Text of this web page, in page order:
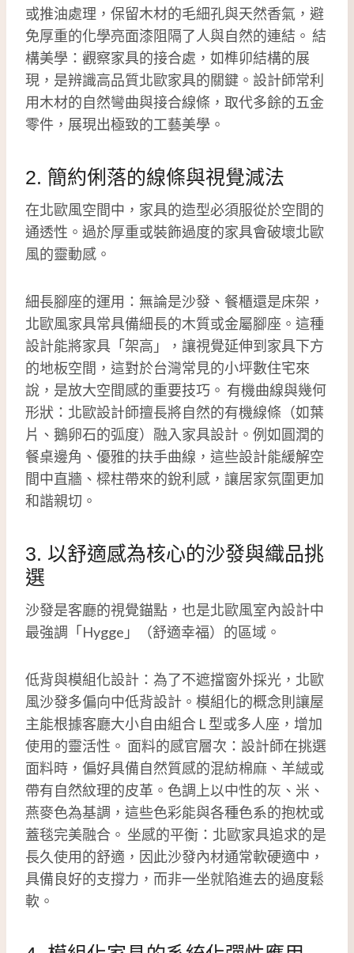
或推油處理，保留木材的毛細孔與天然香氣，避
免厚重的化學亮面漆阻隔了人與自然的連結。 結
構美學：觀察家具的接合處，如榫卯結構的展
現，是辨識高品質北歐家具的關鍵。設計師常利
用木材的自然彎曲與接合線條，取代多餘的五金
零件，展現出極致的工藝美學。
2. 簡約俐落的線條與視覺減法
在北歐風空間中，家具的造型必須服從於空間的
通透性。過於厚重或裝飾過度的家具會破壞北歐
風的靈動感。
細長腳座的運用：無論是沙發、餐櫃還是床架，
北歐風家具常具備細長的木質或金屬腳座。這種
設計能將家具「架高」，讓視覺延伸到家具下方
的地板空間，這對於台灣常見的小坪數住宅來
說，是放大空間感的重要技巧。 有機曲線與幾何
形狀：北歐設計師擅長將自然的有機線條（如葉
片、鵝卵石的弧度）融入家具設計。例如圓潤的
餐桌邊角、優雅的扶手曲線，這些設計能緩解空
間中直牆、樑柱帶來的銳利感，讓居家氛圍更加
和諧親切。
3. 以舒適感為核心的沙發與織品挑
選
沙發是客廳的視覺錨點，也是北歐風室內設計中
最強調「Hygge」（舒適幸福）的區域。
低背與模組化設計：為了不遮擋窗外採光，北歐
風沙發多偏向中低背設計。模組化的概念則讓屋
主能根據客廳大小自由組合 L 型或多人座，增加
使用的靈活性。 面料的感官層次：設計師在挑選
面料時，偏好具備自然質感的混紡棉麻、羊絨或
帶有自然紋理的皮革。色調上以中性的灰、米、
燕麥色為基調，這些色彩能與各種色系的抱枕或
蓋毯完美融合。 坐感的平衡：北歐家具追求的是
長久使用的舒適，因此沙發內材通常軟硬適中，
具備良好的支撐力，而非一坐就陷進去的過度鬆
軟。